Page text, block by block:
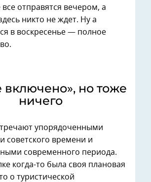
отправятся вечером, а
никто не ждет. Ну а
в воскресенье — полное
включено», но тоже
ничего
упорядоченными
советского времени и
современного периода.
когда-то была своя плановая
о туристической